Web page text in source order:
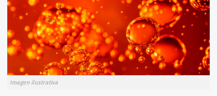
Imagen ilustrativa